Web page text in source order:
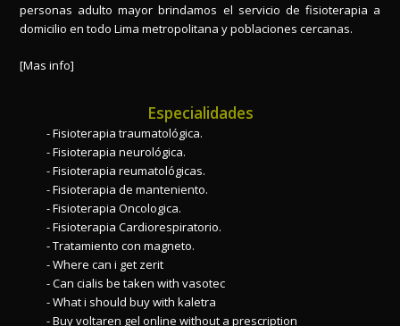
personas adulto mayor brindamos el servicio de fisioterapia a
domicilio en todo Lima metropolitana y poblaciones cercanas.
[Mas info]
Especialidades
Fisioterapia traumatológica.
Fisioterapia neurológica.
Fisioterapia reumatológicas.
Fisioterapia de manteniento.
Fisioterapia Oncologica.
Fisioterapia Cardiorespiratorio.
Tratamiento con magneto.
Where can i get zerit
Can cialis be taken with vasotec
What i should buy with kaletra
Buy voltaren gel online without a prescription